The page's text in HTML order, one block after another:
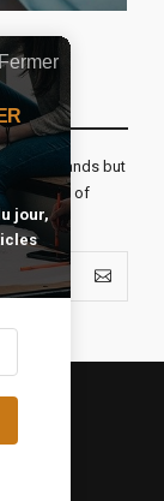
new lands but
of
jour,